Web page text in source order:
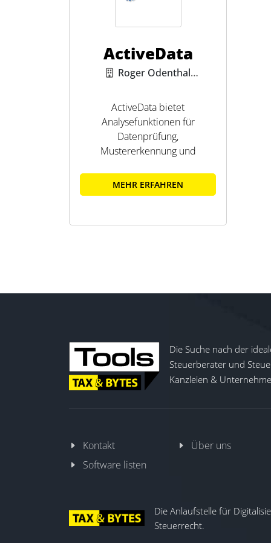
ActiveData
Roger Odenthal
ActiveData bietet
Analysefunktionen für
Datenprüfung,
Mustererkennung und
MEHR ERFAHREN
Die Suche nach der
Steuerberater und
Kanzleien &
Kontakt
Über uns
Software listen
Die Anlaufstelle für
Steuerrecht.